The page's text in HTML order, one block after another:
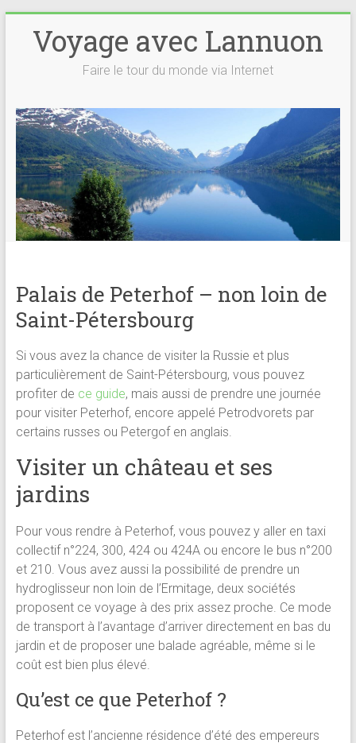
Voyage avec Lannuon
Faire le tour du monde via Internet
Palais de Peterhof – non loin de
Saint-Pétersbourg
Si vous avez la chance de visiter la Russie et plus
particulièrement de Saint-Pétersbourg, vous pouvez
profiter de ce guide, mais aussi de prendre une journée
pour visiter Peterhof, encore appelé Petrodvorets par
certains russes ou Petergof en anglais.
Visiter un château et ses
jardins
Pour vous rendre à Peterhof, vous pouvez y aller en taxi
collectif n°224, 300, 424 ou 424A ou encore le bus n°200
et 210. Vous avez aussi la possibilité de prendre un
hydroglisseur non loin de l’Ermitage, deux sociétés
proposent ce voyage à des prix assez proche. Ce mode
de transport à l’avantage d’arriver directement en bas du
jardin et de proposer une balade agréable, même si le
coût est bien plus élevé.
Qu’est ce que Peterhof ?
Peterhof est l’ancienne résidence d’été des empereurs